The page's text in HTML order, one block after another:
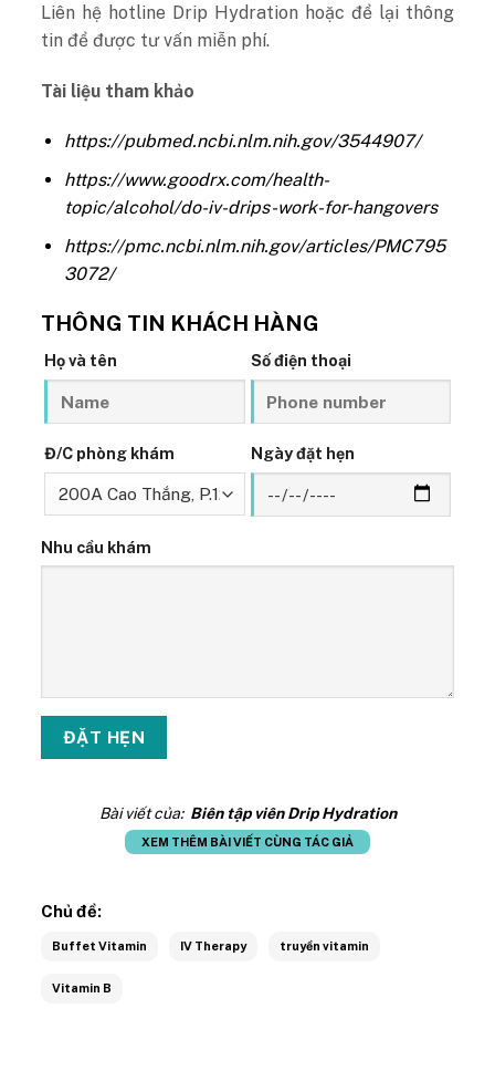
Liên hệ hotline Drip Hydration hoặc để lại thông
tin để được tư vấn miễn phí.
Tài liệu tham khảo
https://pubmed.ncbi.nlm.nih.gov/3544907/
https://www.goodrx.com/health-
topic/alcohol/do-iv-drips-work-for-hangovers
https://pmc.ncbi.nlm.nih.gov/articles/PMC795
3072/
THÔNG TIN KHÁCH HÀNG
Họ và tên Số điện thoại
Đ/C phòng khám Ngày đặt hẹn
Nhu cầu khám
Bài viết của: Biên tập viên Drip Hydration
XEM THÊM BÀI VIẾT CÙNG TÁC GIẢ
Chủ đề:
Buffet Vitamin IV Therapy truyền vitamin
Vitamin B